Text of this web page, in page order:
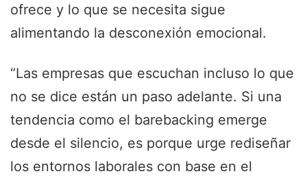
ofrece y lo que se necesita sigue
alimentando la desconexión emocional.
“Las empresas que escuchan incluso lo que
no se dice están un paso adelante. Si una
tendencia como el barebacking emerge
desde el silencio, es porque urge rediseñar
los entornos laborales con base en el